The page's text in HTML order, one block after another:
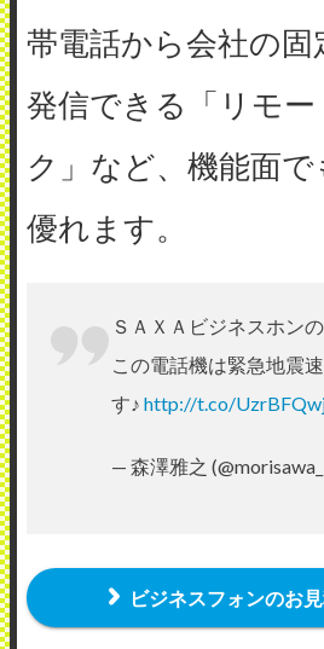
帯電話から会社の固
発信できる「リモー
ク」など、機能面で
優れます。
ＳＡＸＡビジネスホン
この電話機は緊急地震
す♪ http://t.co/
— 森澤雅之
ビジネスフォンのお